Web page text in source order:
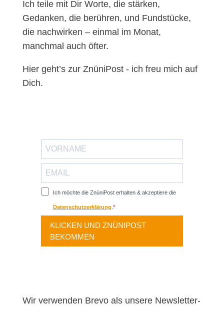
Ich teile mit Dir Worte, die stärken,
Gedanken, die berühren, und Fundstücke,
die nachwirken – einmal im Monat,
manchmal auch öfter.
Hier geht’s zur ZnüniPost - ich freu mich auf
Dich.
Ich möchte die ZnüniPost erhalten & akzeptiere die
Datenschutzerklärung
KLICKEN UND ZNÜNIPOST
BEKOMMEN
Wir verwenden Brevo als unsere Newsletter-